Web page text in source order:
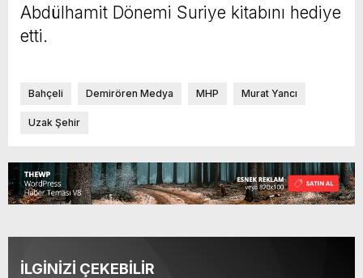
Abdülhamit Dönemi Suriye kitabını hediye
etti.
Bahçeli Demirören Medya MHP Murat Yancı
Uzak Şehir
İLGİNİZİ ÇEKEBİLİR